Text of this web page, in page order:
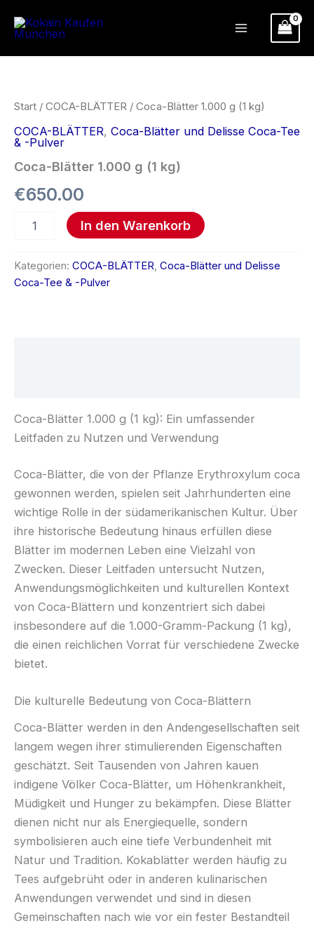
Inhalt
Start / COCA-BLÄTTER / Coca-Blätter 1.000 g (1 kg)
COCA-BLÄTTER, Coca-Blätter und Delisse Coca-Tee
& -Pulver
Coca-Blätter 1.000 g (1 kg)
€650.00
g
kg)
Menge
In den Warenkorb
Kategorien: COCA-BLÄTTER, Coca-Blätter und Delisse
Coca-Tee & -Pulver
Coca-Blätter 1.000 g (1 kg): Ein umfassender
Leitfaden zu Nutzen und Verwendung
Coca-Blätter, die von der Pflanze Erythroxylum coca
gewonnen werden, spielen seit Jahrhunderten eine
wichtige Rolle in der südamerikanischen Kultur. Über
ihre historische Bedeutung hinaus erfüllen diese
Blätter im modernen Leben eine Vielzahl von
Zwecken. Dieser Leitfaden untersucht Nutzen,
Anwendungsmöglichkeiten und kulturellen Kontext
von Coca-Blättern und konzentriert sich dabei
insbesondere auf die 1.000-Gramm-Packung (1 kg),
die einen reichlichen Vorrat für verschiedene Zwecke
bietet.
Die kulturelle Bedeutung von Coca-Blättern
Coca-Blätter werden in den Andengesellschaften seit
langem wegen ihrer stimulierenden Eigenschaften
geschätzt. Seit Tausenden von Jahren kauen
indigene Völker Coca-Blätter, um Höhenkrankheit,
Müdigkeit und Hunger zu bekämpfen. Diese Blätter
dienen nicht nur als Energiequelle, sondern
symbolisieren auch eine tiefe Verbundenheit mit
Natur und Tradition. Kokablätter werden häufig zu
Tees aufgebrüht oder in anderen kulinarischen
Anwendungen verwendet und sind in diesen
Gemeinschaften nach wie vor ein fester Bestandteil